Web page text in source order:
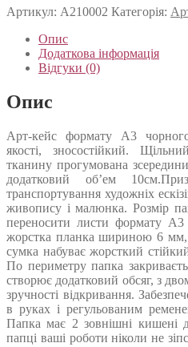
Артикул: А210002 Категорія:
Опис
Додаткова інформація
Відгуки (0)
Опис
Арт-кейс формату А3
якості, зносостійкий.
тканину прогумована
додатковий об’ем
транспортування художніх
живопису і малюнка. Розмір
переносити листи формату
жорстка планка шириною 6 мм,
сумка набуває жорсткий
По периметру папка
створює додатковий обсяг, з
зручності відкривання.
в руках і регульованим
Папка має 2 зовнішні кишені
папці ваші роботи ніколи не